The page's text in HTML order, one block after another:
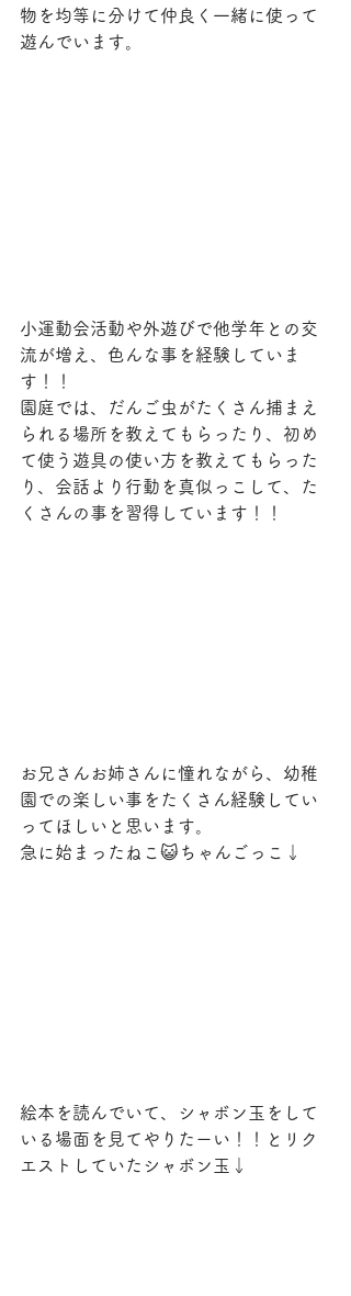
物を均等に分けて仲良く一緒に使って
遊んでいます。
小運動会活動や外遊びで他学年との交
流が増え、色んな事を経験していま
す！！
園庭では、だんご虫がたくさん捕まえ
られる場所を教えてもらったり、初め
て使う遊具の使い方を教えてもらった
り、会話より行動を真似っこして、た
くさんの事を習得しています！！
お兄さんお姉さんに憧れながら、幼稚
園での楽しい事をたくさん経験してい
ってほしいと思います。
急に始まったねこ😺ちゃんごっこ↓
絵本を読んでいて、シャボン玉をして
いる場面を見てやりたーい！！とリク
エストしていたシャボン玉↓